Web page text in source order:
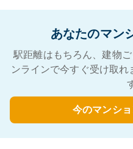
あなたのマン
駅距離はもちろん、建物
ンラインで今すぐ受け取
今のマンシ